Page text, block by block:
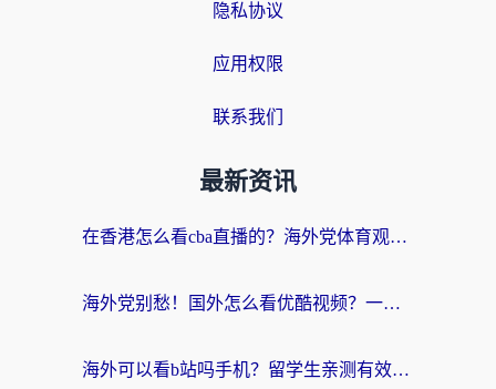
隐私协议
应用权限
联系我们
最新资讯
在香港怎么看cba直播的？海外党体育观赛终极指南：告别版权限制，畅享中文解说
海外党别愁！国外怎么看优酷视频？一招解决追剧、看直播难题
海外可以看b站吗手机？留学生亲测有效的回国加速指南